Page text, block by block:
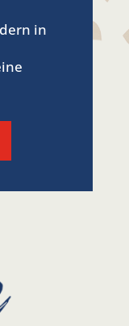
in